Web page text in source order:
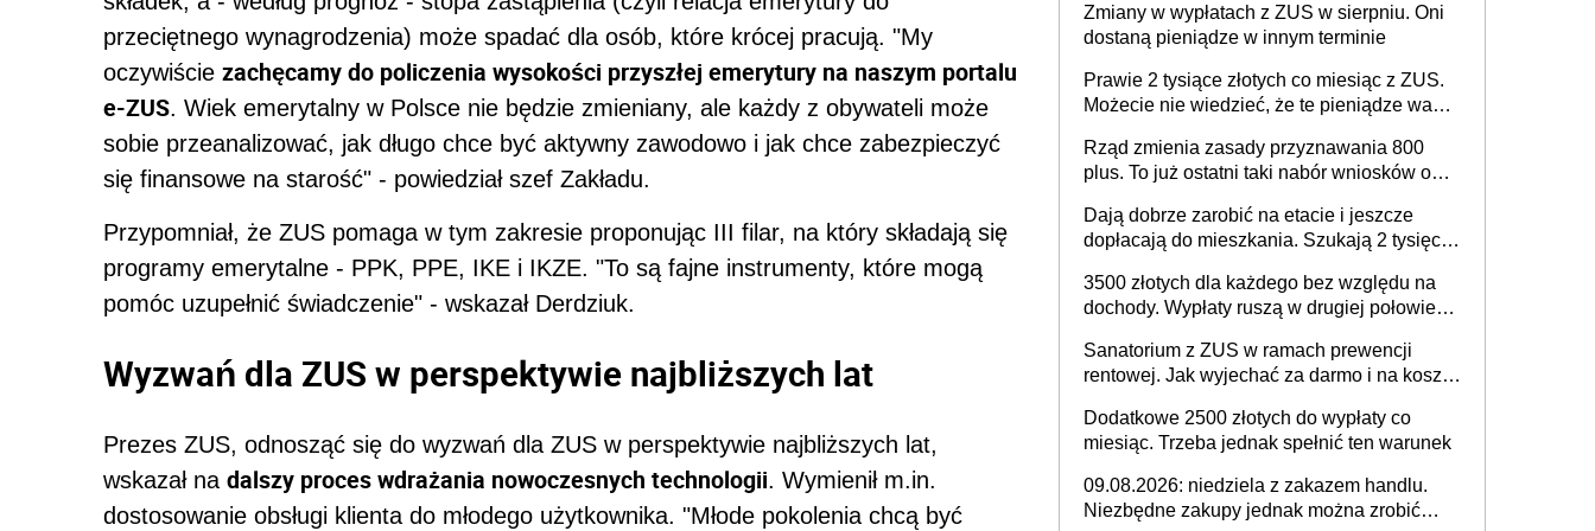
przeciętnego wynagrodzenia) może spadać dla osób, które krócej pracują. "My
oczywiście zachęcamy do policzenia wysokości przyszłej emerytury na naszym portalu
e-ZUS. Wiek emerytalny w Polsce nie będzie zmieniany, ale każdy z obywateli może
sobie przeanalizować, jak długo chce być aktywny zawodowo i jak chce zabezpieczyć
się finansowe na starość" - powiedział szef Zakładu.
Przypomniał, że ZUS pomaga w tym zakresie proponując III filar, na który składają się
programy emerytalne - PPK, PPE, IKE i IKZE. "To są fajne instrumenty, które mogą
pomóc uzupełnić świadczenie" - wskazał Derdziuk.
Wyzwań dla ZUS w perspektywie najbliższych lat
Prezes ZUS, odnosząć się do wyzwań dla ZUS w perspektywie najbliższych lat,
wskazał na dalszy proces wdrażania nowoczesnych technologii. Wymienił m.in.
dostosowanie obsługi klienta do młodego użytkownika. "Młode pokolenia chcą być
Zmiany w wypłatach z ZUS w sierpniu. Oni
dostaną pieniądze w innym terminie
Prawie 2 tysiące złotych co miesiąc z ZUS.
Możecie nie wiedzieć, że te pieniądze wam
Rząd zmienia zasady przyznawania 800
plus. To już ostatni taki nabór wniosków o
Dają dobrze zarobić na etacie i jeszcze
dopłacają do mieszkania. Szukają 2 tysięcy
3500 złotych dla każdego bez względu na
dochody. Wypłaty ruszą w drugiej połowie
Sanatorium z ZUS w ramach prewencji
rentowej. Jak wyjechać za darmo i na koszt
Dodatkowe 2500 złotych do wypłaty co
miesiąc. Trzeba jednak spełnić ten warunek
09.08.2026: niedziela z zakazem handlu.
Niezbędne zakupy jednak można zrobić